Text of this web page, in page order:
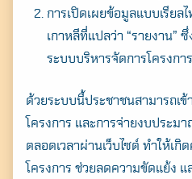
การเปิดเผยข้อมูลแบบเรียล
เกาหลีที่แปลว่า “รายงาน”
ระบบบริหารจัดการโครงกา
ด้วยระบบนี้ประชาชนสามารถเ
โครงการ และการจ่ายงบประม
ตลอดเวลาผ่านเว็บไซต์ ทำให้เกิ
โครงการ ช่วยลดความขัดแย้ง